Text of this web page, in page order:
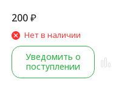
200₽
Нет в наличии
Уведомить о
поступлении